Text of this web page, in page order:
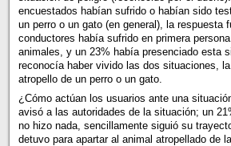
encuestados habían sufrido o habían sido
un perro o un gato (en general), la respuesta
conductores había sufrido en primera
animales, y un 23% había presenciado esta
reconocía haber vivido las dos situaciones,
atropello de un perro o un gato.
¿Cómo actúan los usuarios ante una
avisó a las autoridades de la situación; un
no hizo nada, sencillamente siguió su
detuvo para apartar al animal atropellado de